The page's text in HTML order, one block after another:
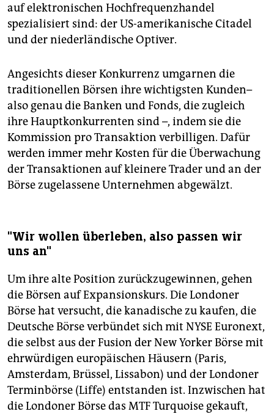
auf elektronischen Hochfrequenzhandel
spezialisiert sind: der US-amerikanische Citadel
und der niederländische Optiver.
Angesichts dieser Konkurrenz umgarnen die
traditionellen Börsen ihre wichtigsten Kunden–
also genau die Banken und Fonds, die zugleich
ihre Hauptkonkurrenten sind –, indem sie die
Kommission pro Transaktion verbilligen. Dafür
werden immer mehr Kosten für die Überwachung
der Transaktionen auf kleinere Trader und an der
Börse zugelassene Unternehmen abgewälzt.
"Wir wollen überleben, also passen wir
uns an"
Um ihre alte Position zurückzugewinnen, gehen
die Börsen auf Expansionskurs. Die Londoner
Börse hat versucht, die kanadische zu kaufen, die
Deutsche Börse verbündet sich mit NYSE Euronext,
die selbst aus der Fusion der New Yorker Börse mit
ehrwürdigen europäischen Häusern (Paris,
Amsterdam, Brüssel, Lissabon) und der Londoner
Terminbörse (Liffe) entstanden ist. Inzwischen hat
die Londoner Börse das MTF Turquoise gekauft,